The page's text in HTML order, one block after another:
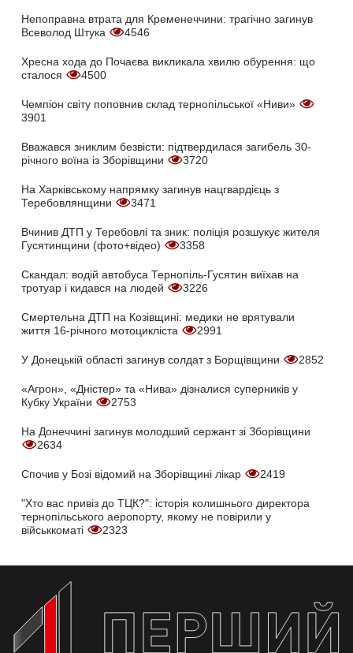
Непоправна втрата для Кременеччини: трагічно загинув
Всеволод Штука
4546
Хресна хода до Почаєва викликала хвилю обурення: що
сталося
4500
Чемпіон світу поповнив склад тернопільської «Ниви»
3901
Вважався зниклим безвісти: підтвердилася загибель 30-
річного воїна із Зборівщини
3720
На Харківському напрямку загинув нацгвардієць з
Теребовлянщини
3471
Вчинив ДТП у Теребовлі та зник: поліція розшукує жителя
Гусятинщини (фото+відео)
3358
Скандал: водій автобуса Тернопіль-Гусятин виїхав на
тротуар і кидався на людей
3226
Смертельна ДТП на Козівщині: медики не врятували
життя 16-річного мотоцикліста
2991
У Донецькій області загинув солдат з Борщівщини 2852
«Агрон», «Дністер» та «Нива» дізналися суперників у
Кубку України
2753
На Донеччині загинув молодший сержант зі Зборівщини
2634
Спочив у Бозі відомий на Зборівщині лікар 2419
"Хто вас привіз до ТЦК?": історія колишнього директора
тернопільського аеропорту, якому не повірили у
військкоматі
2323